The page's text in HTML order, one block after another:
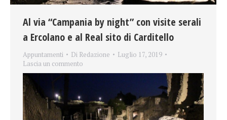
Al via “Campania by night” con visite serali
a Ercolano e al Real sito di Carditello
Appuntamenti Di Redazione
Luglio 17, 2019
Lascia un commento